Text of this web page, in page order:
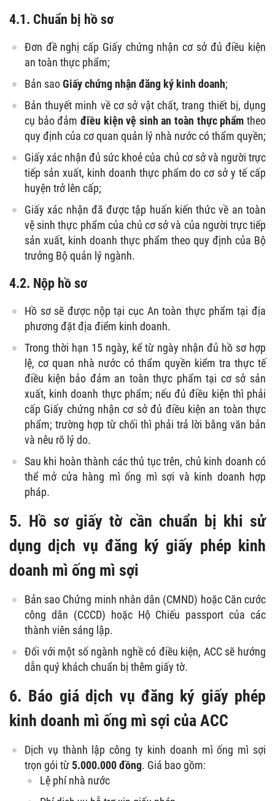
4.1. Chuẩn bị hồ sơ
Đơn đề nghị cấp Giấy chứng nhận cơ sở đủ điều kiện
an toàn thực phẩm;
Bản saoGiấy chứng nhận đăng ký kinh doanh;
Bản thuyết minh về cơ sở vật chất, trang thiết bị, dụng
cụ bảo đảm điều kiện vệ sinh an toàn thực phẩm theo
quy định của cơ quan quản lý nhà nước có thẩm quyền;
Giấy xác nhận đủ sức khoẻ của chủ cơ sở và người trực
tiếp sản xuất, kinh doanh thực phẩm do cơ sở y tế cấp
huyện trở lên cấp;
Giấy xác nhận đã được tập huấn kiến thức về an toàn
vệ sinh thực phẩm của chủ cơ sở và của người trực tiếp
sản xuất, kinh doanh thực phẩm theo quy định của Bộ
trưởng Bộ quản lý ngành.
4.2. Nộp hồ sơ
Hồ sơ sẽ được nộp tại cục An toàn thực phẩm tại địa
phương đặt địa điểm kinh doanh.
Trong thời hạn 15 ngày, kể từ ngày nhận đủ hồ sơ hợp
lệ, cơ quan nhà nước có thẩm quyền kiểm tra thực tế
điều kiện bảo đảm an toàn thực phẩm tại cơ sở sản
xuất, kinh doanh thực phẩm; nếu đủ điều kiện thì phải
cấp Giấy chứng nhận cơ sở đủ điều kiện an toàn thực
phẩm; trường hợp từ chối thì phải trả lời bằng văn bản
và nêu rõ lý do.
Sau khi hoàn thành các thủ tục trên, chủ kinh doanh có
thể mở cửa hàng mì ống mì sợi và kinh doanh hợp
pháp.
5. Hồ sơ giấy tờ cần chuẩn bị khi sử
dụng dịch vụ đăng ký giấy phép kinh
doanh mì ống mì sợi
Bản sao Chứng minh nhân dân (CMND) hoặc Căn cước
công dân (CCCD) hoặc Hộ Chiếu passport của các
thành viên sáng lập.
Đối với một số ngành nghề có điều kiện, ACC sẽ hướng
dẫn quý khách chuẩn bị thêm giấy tờ.
6. Báo giá dịch vụ đăng ký giấy phép
kinh doanh mì ống mì sợi của ACC
Dịch vụ thành lập công ty kinh doanh mì ống mì sợi
trọn gói từ 5.000.000 đồng. Giá bao gồm:
Lệ phí nhà nước